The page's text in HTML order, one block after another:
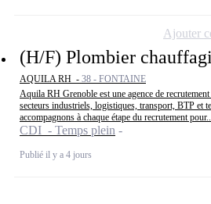
(H/F) Plombier
AQUILA RH - 38 - FONTAINE
Aquila RH Grenoble est une agence de
secteurs industriels, logistiques, transport, BTP et
accompagnons à chaque étape du recrutement pour...
CDI - Temps plein
Publié il y a 4 jours
Ajouter